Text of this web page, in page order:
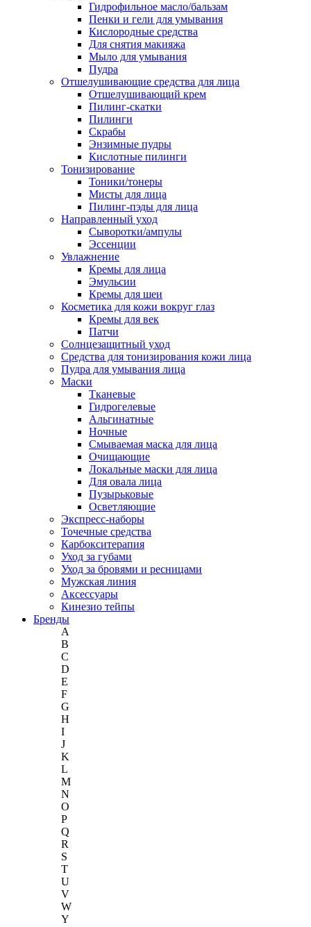
Гидрофильное масло/бальзам
Пенки и гели для умывания
Кислородные средства
Для снятия макияжа
Мыло для умывания
Пудра
Отшелушивающие средства для лица
Отшелушивающий крем
Пилинг-скатки
Пилинги
Скрабы
Энзимные пудры
Кислотные пилинги
Тонизирование
Тоники/тонеры
Мисты для лица
Пилинг-пэды для лица
Направленный уход
Сыворотки/ампулы
Эссенции
Увлажнение
Кремы для лица
Эмульсии
Кремы для шеи
Косметика для кожи вокруг глаз
Кремы для век
Патчи
Солнцезащитный уход
Средства для тонизирования кожи лица
Пудра для умывания лица
Маски
Тканевые
Гидрогелевые
Альгинатные
Ночные
Смываемая маска для лица
Очищающие
Локальные маски для лица
Для овала лица
Пузырьковые
Осветляющие
Экспресс-наборы
Точечные средства
Карбокситерапия
Уход за губами
Уход за бровями и ресницами
Мужская линия
Аксессуары
Кинезио тейпы
Бренды
A
B
C
D
E
F
G
H
I
J
K
L
M
N
O
P
Q
R
S
T
U
V
W
Y